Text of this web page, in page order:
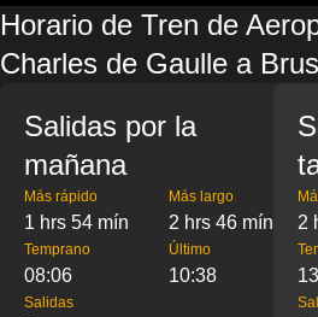
Horario de Tren de
Charles de Gaulle a
Salidas por la
mañana
Más rápido
1 hrs 54 mín
Más largo
2 hrs 46 mín
Temprano
08:06
Último
10:38
Salidas
2